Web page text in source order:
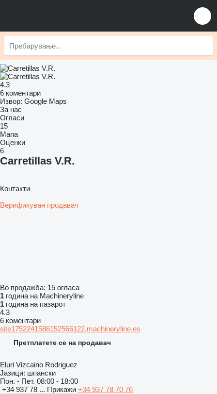
4.3
6 коментари
Извор: Google Maps
За нас
Огласи
15
Мапа
Оценки
6
Carretillas V.R.
Контакти
Верификуван продавач
Во продажба: 15 огласа
1 година на Machineryline
1 година на пазарот
4.3
6 коментари
site1752241586152566122.machineryline.es
Претплатете се на продавач
Eluri Vizcaino Rodriguez
Јазици: шпански
Пон. - Пет. 08:00 - 18:00
+34 937 78 ... Прикажи +34 937 78 70 76